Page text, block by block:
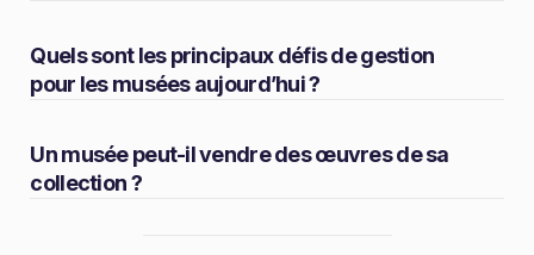
Quels sont les principaux défis de gestion
pour les musées aujourd’hui ?
Un musée peut-il vendre des œuvres de sa
collection ?